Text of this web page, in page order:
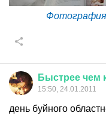
Фотография
Быстрее чем
15:50, 24.01.2011
день буйного